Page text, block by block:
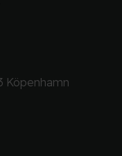
Köpenhamn